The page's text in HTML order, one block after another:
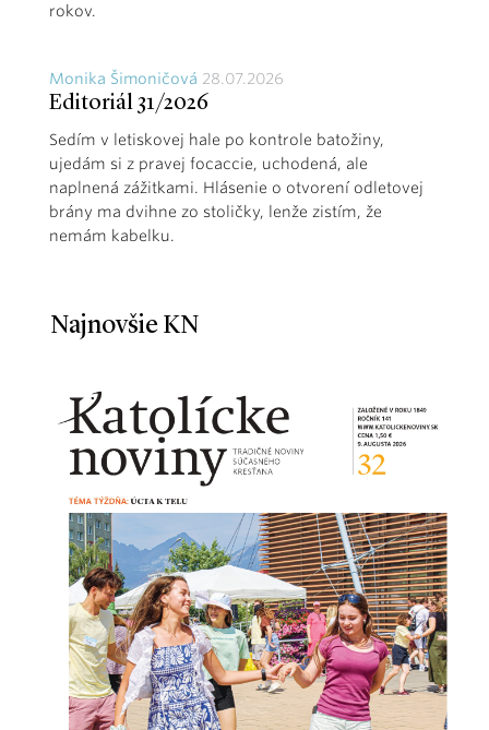
rokov.
Monika Šimoničová 28.07.2026
Editoriál 31/2026
Sedím v letiskovej hale po kontrole batožiny,
ujedám si z pravej focaccie, uchodená, ale
naplnená zážitkami. Hlásenie o otvorení odletovej
brány ma dvihne zo stoličky, lenže zistím, že
nemám kabelku.
Najnovšie KN